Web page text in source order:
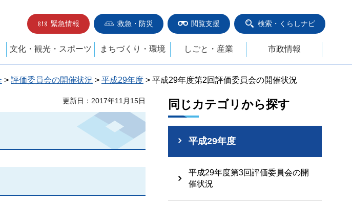
緊急情報
救急・防災 閲覧支援 検索・くらしナビ
文化・観光・スポーツ まちづくり・環境 しごと・産業 市政情報
> 評価委員会の開催状況 > 平成29年度 > 平成29年度第2回評価委員会の開催状況
更新日：2017年11月15日 同じカテゴリから探す
平成29年度
平成29年度第3回評価委員会の開
催状況